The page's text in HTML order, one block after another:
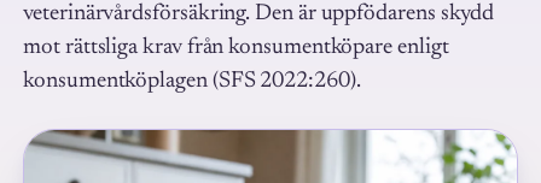
veterinärvårdsförsäkring. Den är uppfödarens skydd
mot rättsliga krav från konsumentköpare enligt
konsumentköplagen (SFS 2022:260).